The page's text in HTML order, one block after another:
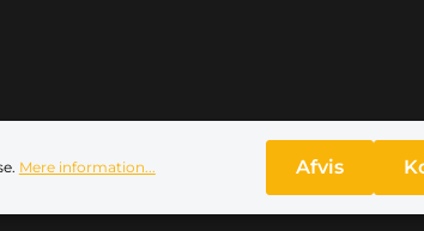
Mere information... Afvis